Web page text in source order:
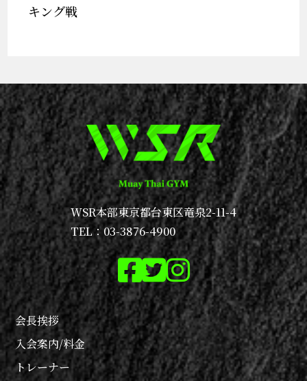
キング戦
WSR本部東京都台東区竜泉2-11-4
TEL：03-3876-4900
会長挨拶
入会案内/料金
トレーナー